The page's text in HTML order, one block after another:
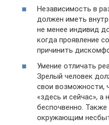
Независимость в
должен иметь
не менее индивид
когда проявление
причинить
Умение отличать
Зрелый человек
свои возможности,
«здесь и сейчас», а
беспочвенно.
окружающим